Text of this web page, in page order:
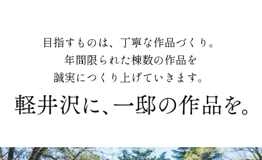
目指すものは、丁寧な作品づくり。
年間限られた棟数の作品を
誠実につくり上げていきます。